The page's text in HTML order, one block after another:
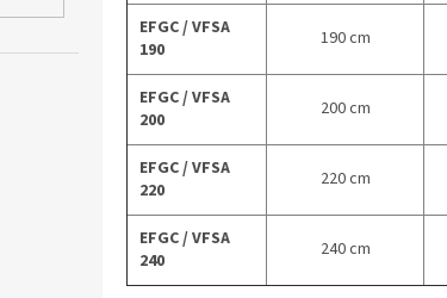
EFGC / VFSA
190
190 cm
EFGC / VFSA
200
200 cm
EFGC / VFSA
220
220 cm
EFGC / VFSA
240
240 cm